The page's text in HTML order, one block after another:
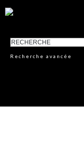
Recherche avancée